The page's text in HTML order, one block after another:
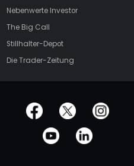
Nebenwerte Investor
The Big Call
Stillhalter-Depot
Die Trader-Zeitung
offizielle Social Media-Accounts